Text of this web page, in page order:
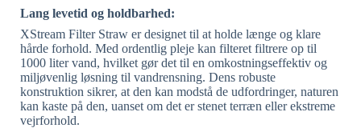
Lang levetid og holdbarhed:
XStream Filter Straw er designet til at holde længe og klare
hårde forhold. Med ordentlig pleje kan filteret filtrere op til
1000 liter vand, hvilket gør det til en omkostningseffektiv og
miljøvenlig løsning til vandrensning. Dens robuste
konstruktion sikrer, at den kan modstå de udfordringer, naturen
kan kaste på den, uanset om det er stenet terræn eller ekstreme
vejrforhold.